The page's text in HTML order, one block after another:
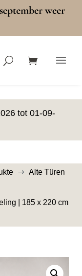
weer
tot 01-09-
$ Alte Türen
| 185 x 220 cm